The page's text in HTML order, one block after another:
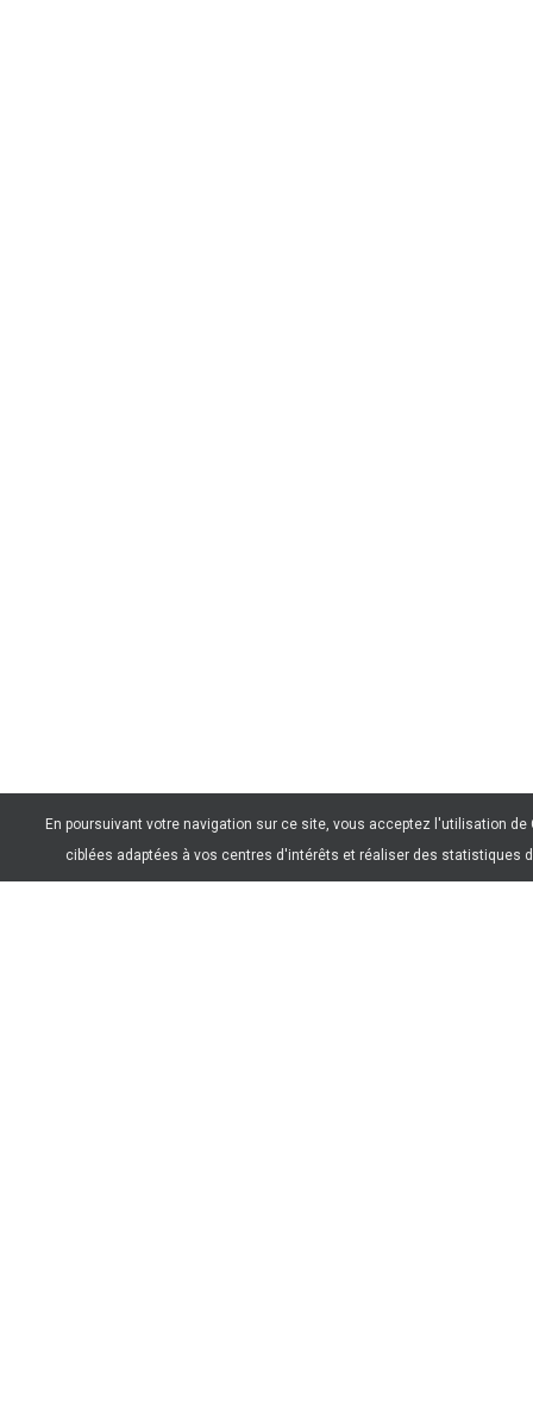
En poursuivant votre navigation sur ce site, vous acceptez l'utilisation de
ciblées adaptées à vos centres d'intérêts et réaliser des statistiques